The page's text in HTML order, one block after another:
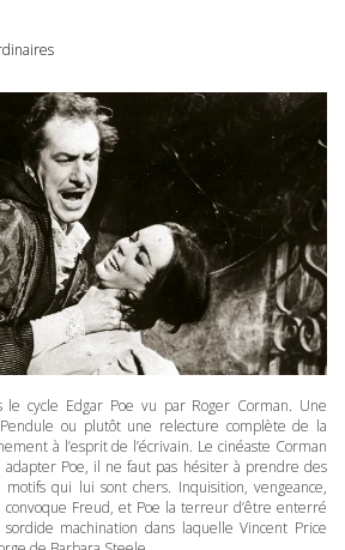
cycle Edgar Poe vu par Roger Corman. Une
ou plutôt une relecture complète de la
à l’esprit de l’écrivain. Le cinéaste Corman
adapter Poe, il ne faut pas hésiter à prendre des
qui lui sont chers. Inquisition, vengeance,
Freud, et Poe la terreur d’être enterré
machination dans laquelle Vincent Price